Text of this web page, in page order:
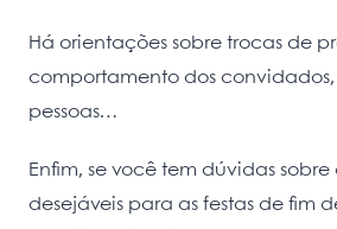
Há orientações sobre trocas de
comportamento dos
pessoas…
Enfim, se você tem dúvidas
desejáveis para as festas de fim